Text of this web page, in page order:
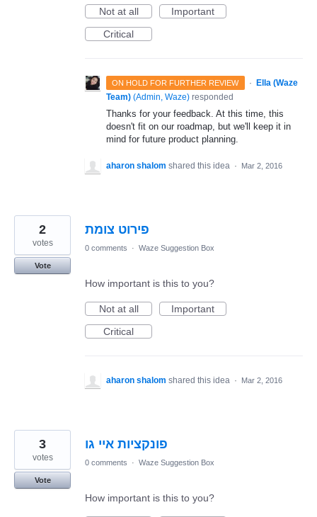
Not at all
Important
Critical
ON HOLD FOR FURTHER REVIEW ·
Ella (Waze
Team) (Admin, Waze) responded
Thanks for your feedback. At this time, this
doesn't fit on our roadmap, but we'll keep it in
mind for future product planning.
aharon shalom shared this idea · Mar 2, 2016
פירוט צומת 2
votes
Vote
0 comments · Waze Suggestion Box
How important is this to you?
Not at all
Important
Critical
aharon shalom shared this idea · Mar 2, 2016
פונקציות איי גו 3
votes
Vote
0 comments · Waze Suggestion Box
How important is this to you?